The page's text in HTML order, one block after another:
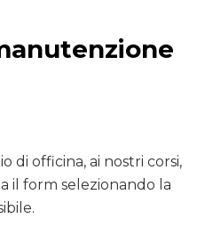
di officina, ai nostri corsi,
il form selezionando la